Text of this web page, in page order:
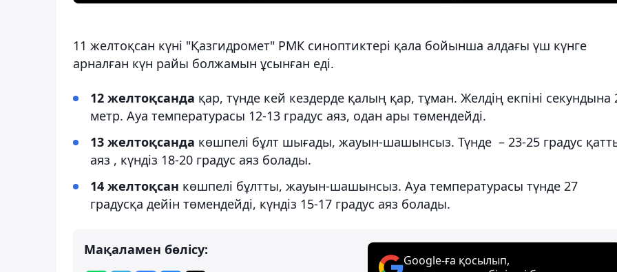
11 желтоқсан күні "Қазгидромет" РМК синоптиктері қала бойынша алдағы үш күнге
арналған күн райы болжамын ұсынған еді.
12 желтоқсанда қар, түнде кей кездерде қалың қар, тұман. Желдің екпіні секундына
метр. Ауа температурасы 12-13 градус аяз, одан ары төмендейді.
13 желтоқсанда көшпелі бұлт шығады, жауын-шашынсыз. Түнде – 23-25 ​​градус
аяз , күндіз 18-20 градус аяз болады.
14 желтоқсан көшпелі бұлтты, жауын-шашынсыз. Ауа температурасы түнде 27
градусқа дейін төмендейді, күндіз 15-17 градус аяз болады.
Мақаламен бөлісу:
Google-ға қосылып,